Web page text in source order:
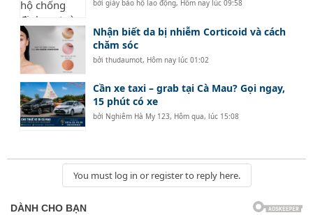
bởigiày bảo hộ lao động, Hôm nay lúc 09:58
Nhận biết da bị nhiễm Corticoid và cách
chăm sóc
bởithudaumot, Hôm nay lúc 01:02
Cần xe taxi – grab tại Cà Mau? Gọi ngay,
15 phút có xe
bởi Nghiêm Hà My 123, Hôm qua, lúc 15:08
You must log in or register to reply here.